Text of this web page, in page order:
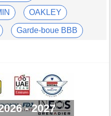
Gery m'a bloquée..."
demain..."
raconte des salades ?"
quoi m'attendre demain"
OAKLEY
Garde-boue BBB
- 2027